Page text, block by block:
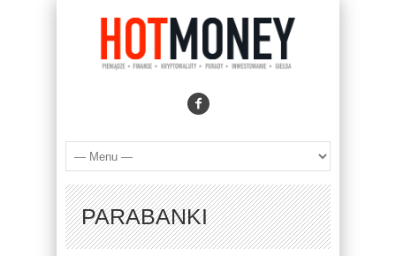
PARABANKI